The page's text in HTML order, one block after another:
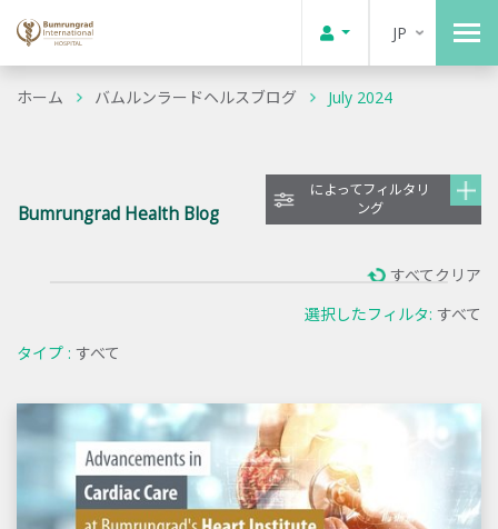
JP
ホーム バムルンラードヘルスブログ July 2024
Bumrungrad Health Blog
によってフィルタリ
ング
選択したフィルタ: すべて
タイプ : すべて
すべてクリア